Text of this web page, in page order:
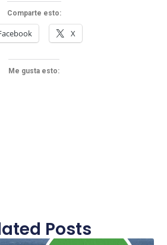
Comparte esto:
X
Me gusta esto:
Posts